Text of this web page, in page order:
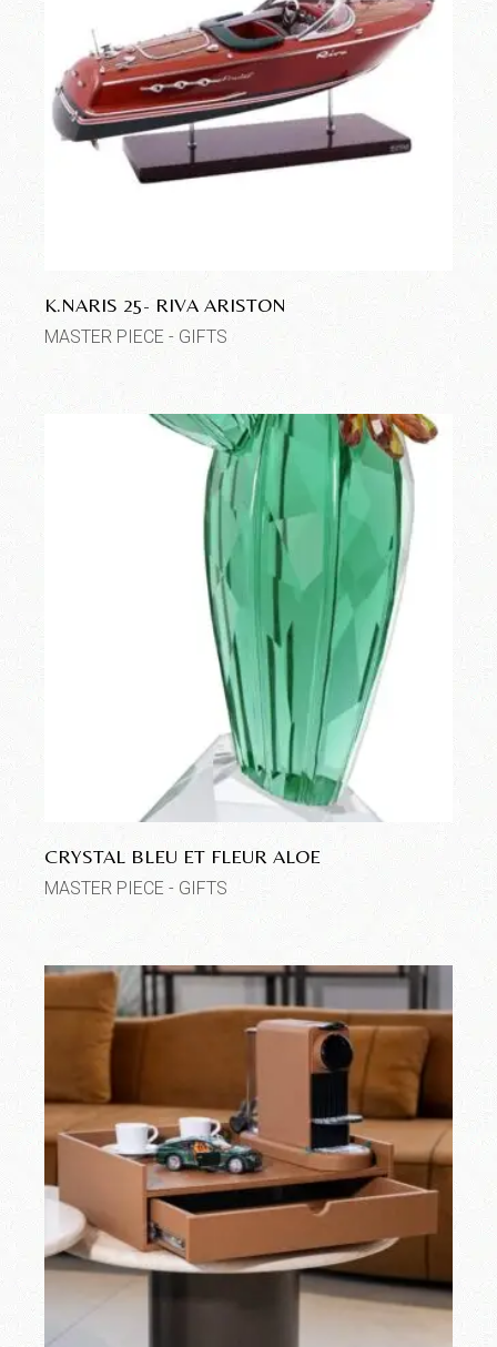
K.NARIS 25- RIVA ARISTON
MASTER PIECE - GIFTS
CRYSTAL BLEU ET FLEUR ALOE
MASTER PIECE - GIFTS